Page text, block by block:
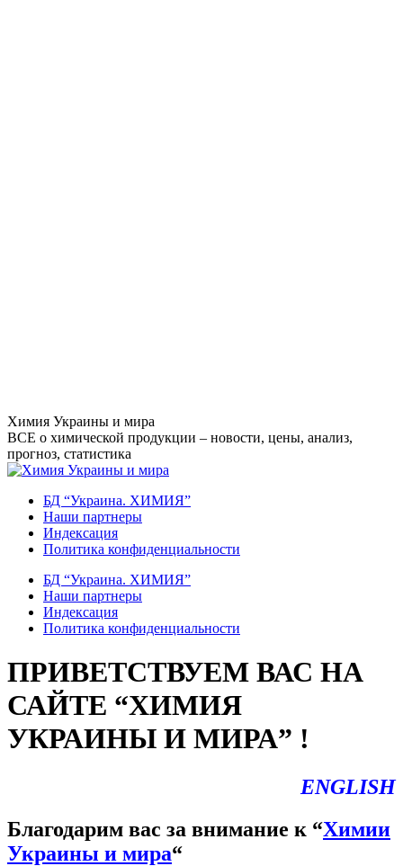
Перейти
к
содержанию
Химия Украины и мира
ВСЕ о химической продукции – новости, цены, анализ,
прогноз, статистика
БД “Украина. ХИМИЯ”
Наши партнеры
Индексация
Политика конфиденциальности
БД “Украина. ХИМИЯ”
Наши партнеры
Индексация
Политика конфиденциальности
ПРИВЕТСТВУЕМ ВАС НА
САЙТЕ “ХИМИЯ
УКРАИНЫ И МИРА” !
ENGLISH
Благодарим вас за внимание к “Химии
Украины и мира“